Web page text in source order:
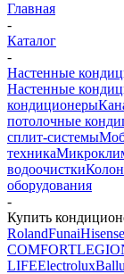
Главная
-
Каталог
-
Настенные
Настенные
кондиционеры
потолочные
сплит-системы
техника
водоочистки
оборудования
-
Купить
RolandFunaiHisense
COMFORT
LIFEElectroluxBallu